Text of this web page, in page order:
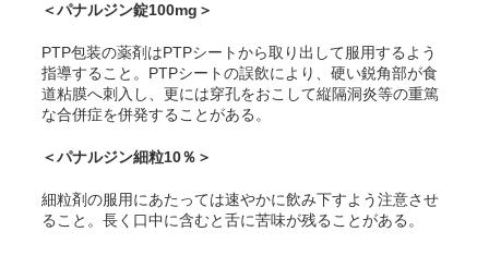
＜パナルジン錠100mg＞
PTP包装の薬剤はPTPシートから取り出して服用するよう
指導すること。PTPシートの誤飲により、硬い鋭角部が食
道粘膜へ刺入し、更には穿孔をおこして縦隔洞炎等の重篤
な合併症を併発することがある。
＜パナルジン細粒10％＞
細粒剤の服用にあたっては速やかに飲み下すよう注意させ
ること。長く口中に含むと舌に苦味が残ることがある。